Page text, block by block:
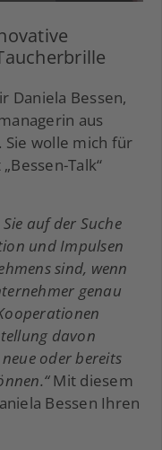
Daniela Bessen,
aus
Sie wolle mich für
Talk“
auf der Suche
und Impulsen
sind, wenn
genau
davon
oder bereits
Mit diesem
Bessen Ihren